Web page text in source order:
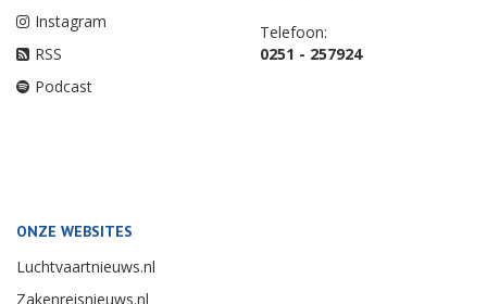
Instagram
RSS
Podcast
Telefoon:
0251 - 257924
ONZE WEBSITES
Luchtvaartnieuws.nl
Zakenreisnieuws.nl